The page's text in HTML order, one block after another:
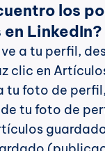
los
LinkedIn?
a tu perfil,
clic en
tu foto de
tu foto de